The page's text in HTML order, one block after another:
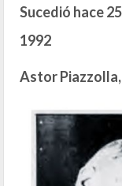
Sucedió hace
1992
Astor